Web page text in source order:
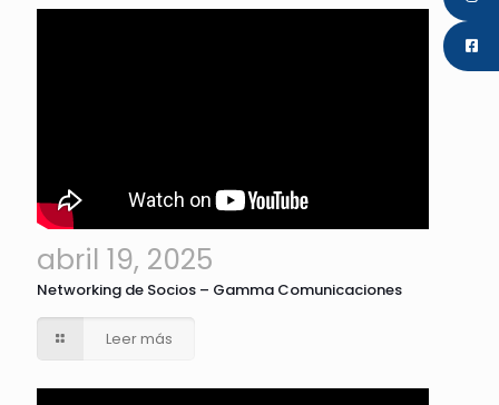
abril 19, 2025
Networking de Socios – Gamma Comunicaciones
Leer más